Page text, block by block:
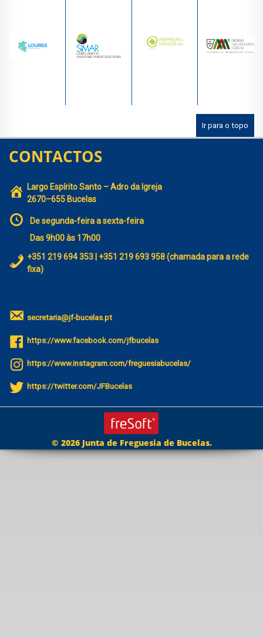
Ir para o topo
CONTACTOS
Largo Espírito Santo – Adro da Igreja
2670–655 Bucelas
De segunda-feira a sexta-feira
Das 9h00 às 17h00
+351 219 694 353 | +351 219 693 958 (chamada para a rede
fixa)
secretaria@jf-bucelas.pt
https://www.facebook.com/jfbucelas
https://www.instagram.com/freguesiabucelas/
https://twitter.com/JFBucelas
© 2026 Junta de Freguesia de Bucelas.